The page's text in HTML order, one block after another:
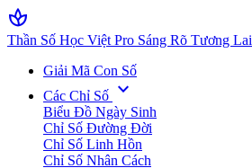
spa
Thần Số Học Việt Pro Sáng Rõ Tương Lai
Giải Mã Con Số
Các Chỉ Số expand_more
Biểu Đồ Ngày Sinh
Chỉ Số Đường Đời
Chỉ Số Linh Hồn
Chỉ Số Nhân Cách